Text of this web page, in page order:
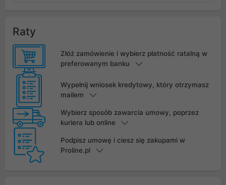
Raty
Złóż zamówienie i wybierz płatność ratalną w
preferowanym banku
Wypełnij wniosek kredytowy, który otrzymasz
mailem
Wybierz sposób zawarcia umowy, poprzez
kuriera lub online
Podpisz umowę i ciesz się zakupami w
Proline.pl